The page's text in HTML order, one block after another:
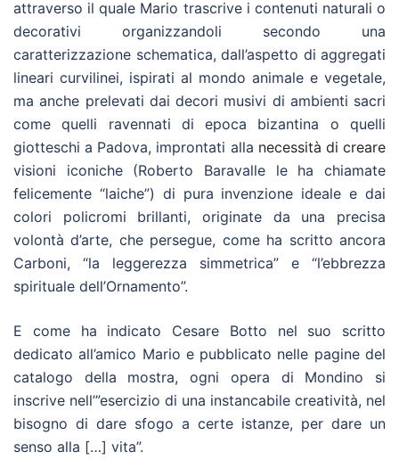
attraverso il quale Mario trascrive i contenuti naturali o
decorativi organizzandoli secondo una
caratterizzazione schematica, dall’aspetto di aggregati
lineari curvilinei, ispirati al mondo animale e vegetale,
ma anche prelevati dai decori musivi di ambienti sacri
come quelli ravennati di epoca bizantina o quelli
giotteschi a Padova, improntati alla necessità di creare
visioni iconiche (Roberto Baravalle le ha chiamate
felicemente “laiche”) di pura invenzione ideale e dai
colori policromi brillanti, originate da una precisa
volontà d’arte, che persegue, come ha scritto ancora
Carboni, “la leggerezza simmetrica” e “l’ebbrezza
spirituale dell’Ornamento”.
E come ha indicato Cesare Botto nel suo scritto
dedicato all’amico Mario e pubblicato nelle pagine del
catalogo della mostra, ogni opera di Mondino si
inscrive nell’”esercizio di una instancabile creatività, nel
bisogno di dare sfogo a certe istanze, per dare un
senso alla […] vita”.